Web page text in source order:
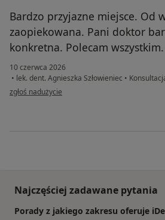
Bardzo przyjazne miejsce. Od
zaopiekowana. Pani doktor
konkretna. Polecam wszystkim.
10 czerwca 2026
• lek. dent. Agnieszka Szłowieniec •
w opinii użytkownika Ma
zgłoś nadużycie
Najczęściej zadawane pytania
Porady z jakiego zakresu oferuje